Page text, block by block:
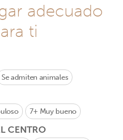
adecuado
ti
Se admiten animales
7+ Muy bueno
CENTRO